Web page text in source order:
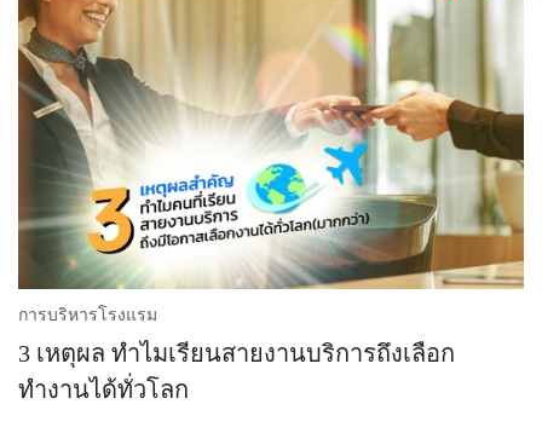
การบริหารโรงแรม
3 เหตุผล ทำไมเรียนสายงานบริการถึงเลือก
ทำงานได้ทั่วโลก